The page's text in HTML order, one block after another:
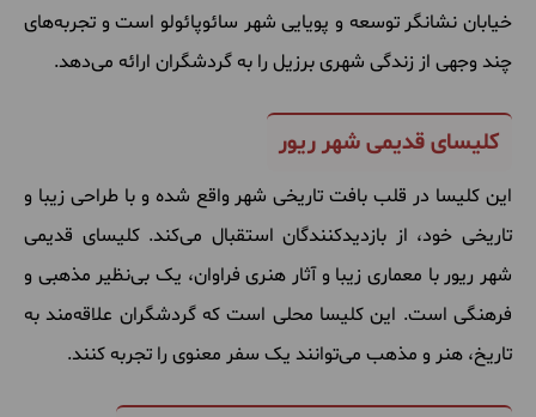
خیابان نشانگر توسعه و پویایی شهر سائوپائولو است و تجربه‌های
چند وجهی از زندگی شهری برزیل را به گردشگران ارائه می‌دهد.
کلیسای قدیمی شهر ریور
این کلیسا در قلب بافت تاریخی شهر واقع شده و با طراحی زیبا و
تاریخی خود، از بازدیدکنندگان استقبال می‌کند. کلیسای قدیمی
شهر ریور با معماری زیبا و آثار هنری فراوان، یک بی‌نظیر مذهبی و
فرهنگی است. این کلیسا محلی است که گردشگران علاقه‌مند به
تاریخ، هنر و مذهب می‌توانند یک سفر معنوی را تجربه کنند.